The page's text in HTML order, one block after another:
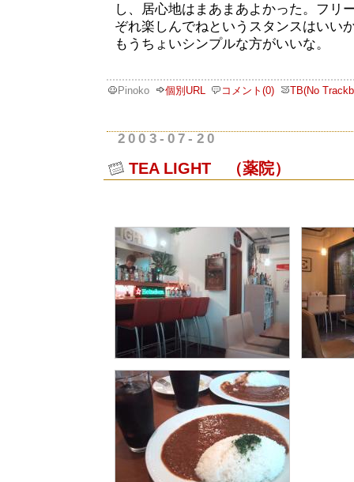
し、居心地はまあまあよかった。フリ
ぞれ楽しんでねというスタンスはいい
もうちょいシンプルな方がいいな。
Pinoko 個別URL コメント(0) TB(No
2003-07-20
TEA LIGHT （薬院）